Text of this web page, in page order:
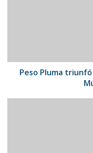
la
MúsicaPeso Pluma